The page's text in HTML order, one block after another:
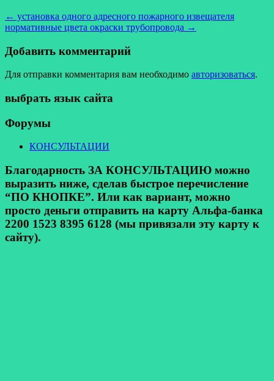
← установка одного адресного пожарного извещателя
нормативные цвета окраски трубопровода →
Добавить комментарий
Для отправки комментария вам необходимо авторизоваться.
выбрать язык сайта
Форумы
КОНСУЛЬТАЦИИ
Благодарность ЗА КОНСУЛЬТАЦИЮ можно
выразить ниже, сделав быстрое перечисление
“ПО КНОПКЕ”. Или как вариант, можно
просто деньги отправить на карту Альфа-банка
2200 1523 8395 6128 (мы привязали эту карту к
сайту).